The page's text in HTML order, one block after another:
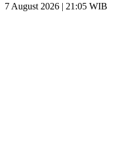
7 August 2026 | 21:05 WIB